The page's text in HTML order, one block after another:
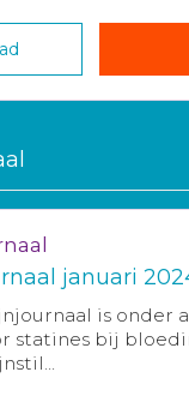
januari
is onder
statines bij